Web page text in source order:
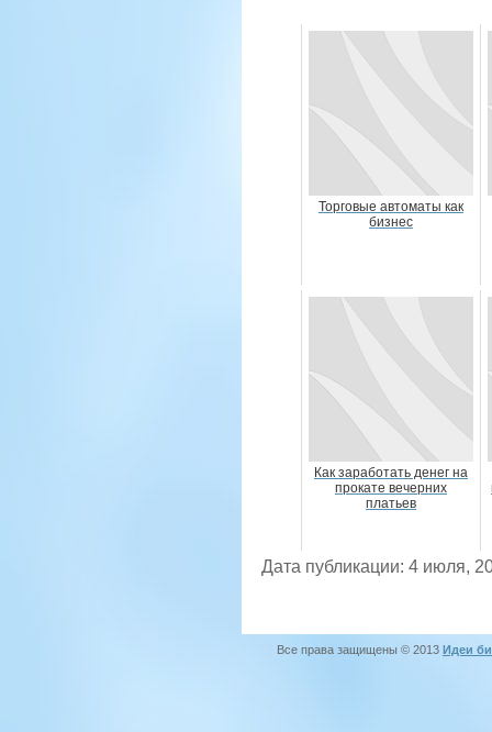
Торговые автоматы как
бизнес
Как заработать денег на
прокате вечерних
платьев
Дата публикации: 4 июля,
Все права защищены © 2013 Идеи